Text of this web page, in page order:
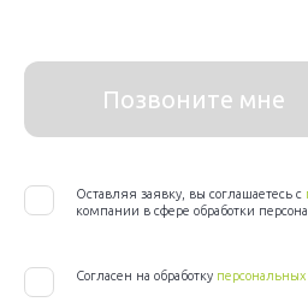
Позвоните мне
Оставляя заявку, вы соглашаетесь с
компании в сфере обработки
Согласен на обработку